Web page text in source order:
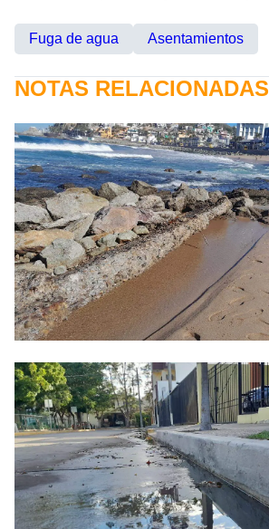
Fuga de agua Asentamientos
NOTAS RELACIONADAS